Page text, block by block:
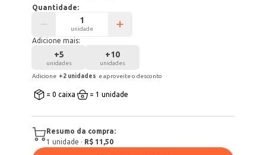
Quantidade:
unidade
Adicione mais:
+5
unidades
+10
unidades
Adicione +2 unidades e aproveite o desconto
= 0 caixa = 1 unidade
Resumo da compra:
1 unidade · R$ 11,50